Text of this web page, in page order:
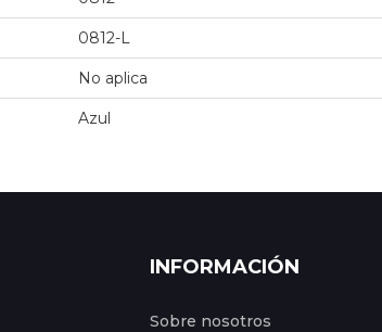
0812-L
No aplica
Azul
INFORMACIÓN
Sobre nosotros